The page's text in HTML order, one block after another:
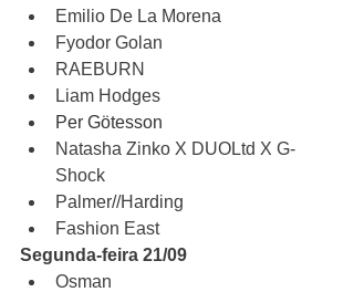
Emilio De La Morena
Fyodor Golan
RAEBURN
Liam Hodges
Per Götesson
Natasha Zinko X DUOLtd X G-
Shock
Palmer//Harding
Fashion East
Segunda-feira 21/09
Osman